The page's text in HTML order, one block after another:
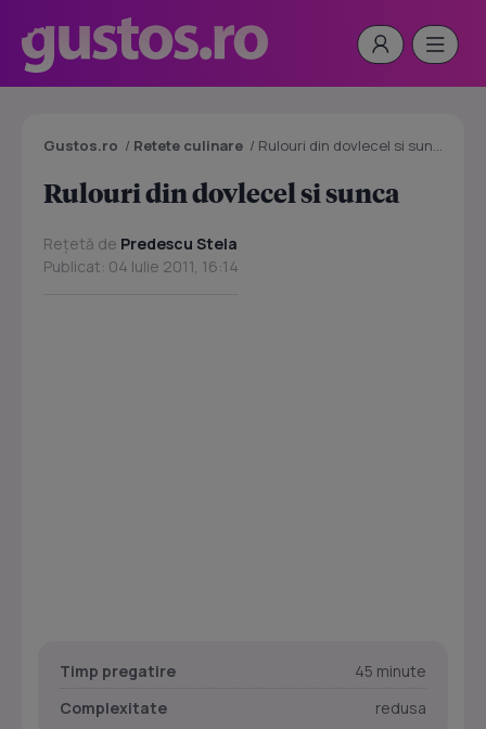
Gustos.ro / Retete culinare / Rulouri din dovlecel si sunca
Rulouri din dovlecel si sunca
Rețetă de Predescu Stela
Publicat: 04 Iulie 2011, 16:14
Timp pregatire
45 minute
Complexitate
redusa